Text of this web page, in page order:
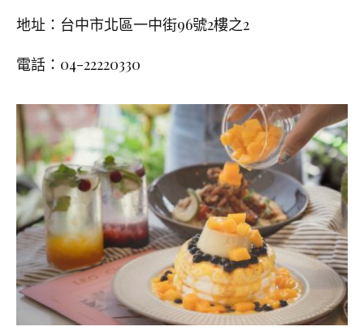
地址：台中市北區一中街96號2樓之2
電話：04-22220330